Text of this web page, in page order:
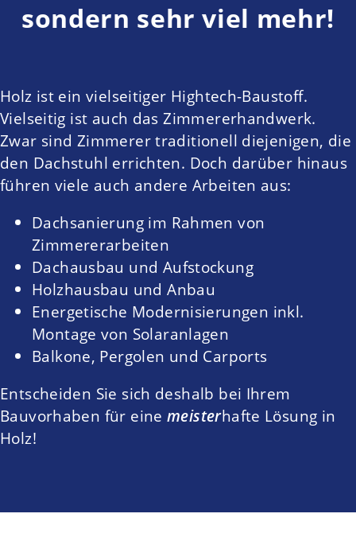
sondern sehr viel mehr!
Holz ist ein vielseitiger Hightech-Baustoff.
Vielseitig ist auch das Zimmererhandwerk.
Zwar sind Zimmerer traditionell diejenigen, die
den Dachstuhl errichten. Doch darüber hinaus
führen viele auch andere Arbeiten aus:
Dachsanierung im Rahmen von
Zimmererarbeiten
Dachausbau und Aufstockung
Holzhausbau und Anbau
Energetische Modernisierungen inkl.
Montage von Solaranlagen
Balkone, Pergolen und Carports
Entscheiden Sie sich deshalb bei Ihrem
Bauvorhaben für einemeisterhafte Lösung in
Holz!